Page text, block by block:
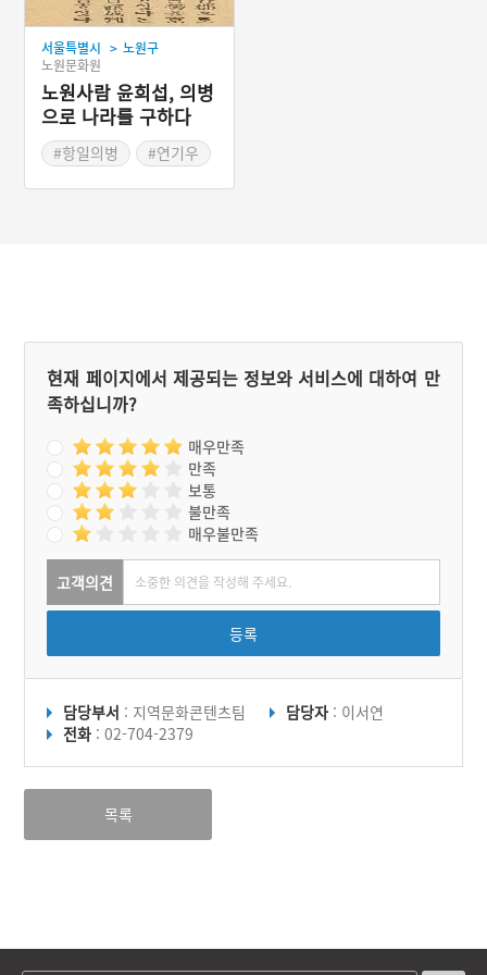
서울특별시 > 노원구
노원문화원
노원사람 윤희섭, 의병
으로 나라를 구하다
#항일의병
#연기우
현재 페이지에서 제공되는 정보와 서비스에 대하여 만
족하십니까?
매우만족
만족
보통
불만족
매우불만족
고객의견
등록
담당부서 : 지역문화콘텐츠팀 담당자 : 이서연
전화 : 02-704-2379
목록